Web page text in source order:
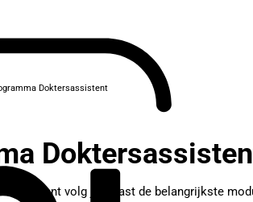
Doktersassistent
volg je alvast de belangrijkste